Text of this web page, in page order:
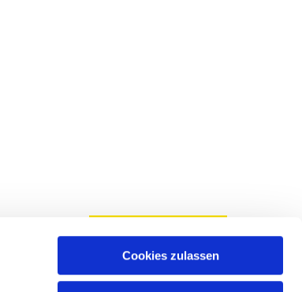
Cookies zulassen